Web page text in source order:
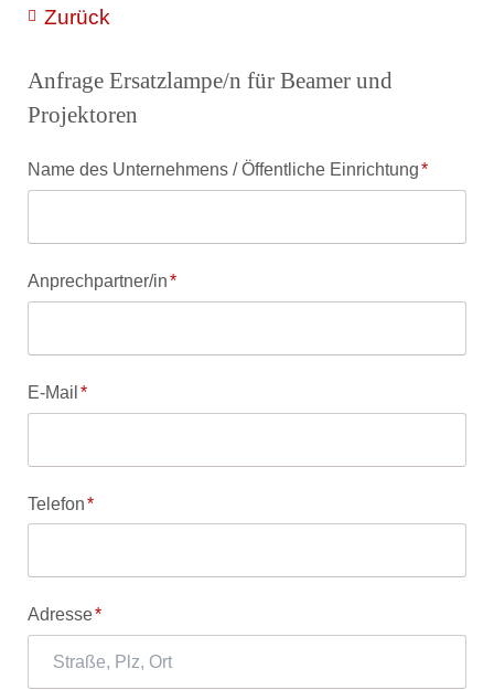
Zurück
Anfrage Ersatzlampe/n für Beamer und
Projektoren
Pflichtfeld
Name des Unternehmens / Öffentliche Einrichtung*
Pflichtfeld
Anprechpartner/in*
Pflichtfeld
E-Mail*
Pflichtfeld
Telefon*
Pflichtfeld
Adresse*